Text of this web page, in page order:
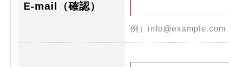
E-mail（確認）
例）